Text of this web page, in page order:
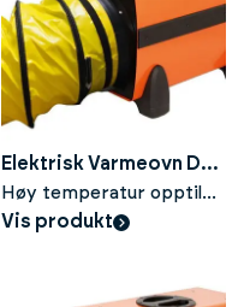
Elektrisk Varmeovn DE
20 SH
Høy temperatur opptil
120°C
Vis produkt